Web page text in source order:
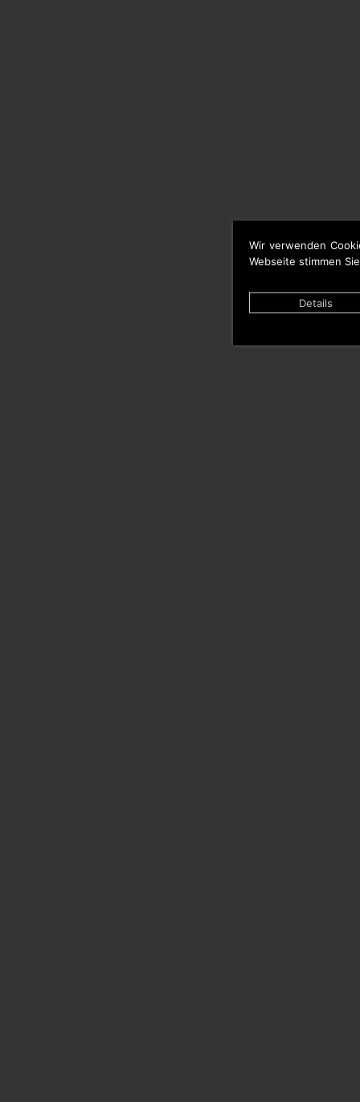
Wir verwenden
Webseite stimmen
Details